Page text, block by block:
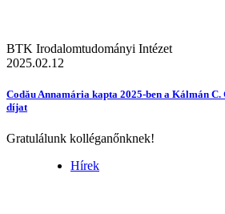
BTK Irodalomtudományi Intézet
2025.02.12
Codău Annamária kapta 2025-ben a Kálmán
díjat
Gratulálunk kolléganőnknek!
Hírek